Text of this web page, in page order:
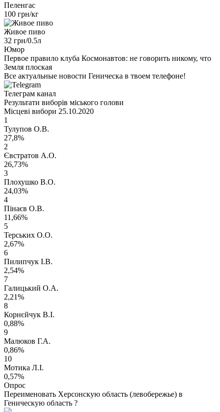
Пеленгас
100 грн/кг
Живое пиво
32 грн/0.5л
Юмор
Первое правило клуба Космонавтов: не говорить никому, что
Земля плоская
Все актуальные новости Геническа в твоем телефоне!
Телеграм канал
Результати виборів міського голови
Місцеві вибори 25.10.2020
1
Тулупов О.В.
27,8%
2
Євстратов А.О.
26,73%
3
Плохушко В.О.
24,03%
4
Пінаєв О.В.
11,66%
5
Терських О.О.
2,67%
6
Пилипчук І.В.
2,54%
7
Галицький О.А.
2,21%
8
Корнєйчук В.І.
0,88%
9
Малюков Г.А.
0,86%
10
Мотика Л.І.
0,57%
Опрос
Переименовать Херсонскую область (левобережье) в
Геническую область ?